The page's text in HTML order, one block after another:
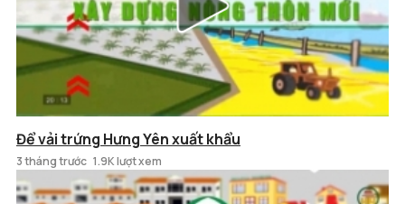
Để vải trứng Hưng Yên xuất khẩu
3 tháng trước 1.9K lượt xem